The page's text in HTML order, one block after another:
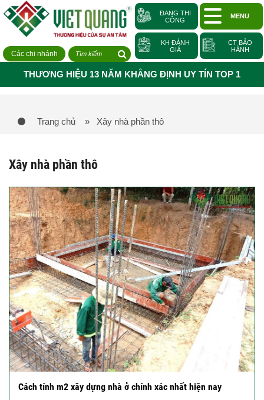
Các chi nhánh
ĐANG THI
CÔNG
MENU
KH ĐÁNH
GIÁ
CT BẢO
HÀNH
THƯƠNG HIỆU 13 NĂM KHẲNG ĐỊNH UY TÍN TOP 1
Trang chủ » Xây nhà phần thô
Xây nhà phần thô
Cách tính m2 xây dựng nhà ở chính xác nhất hiện nay